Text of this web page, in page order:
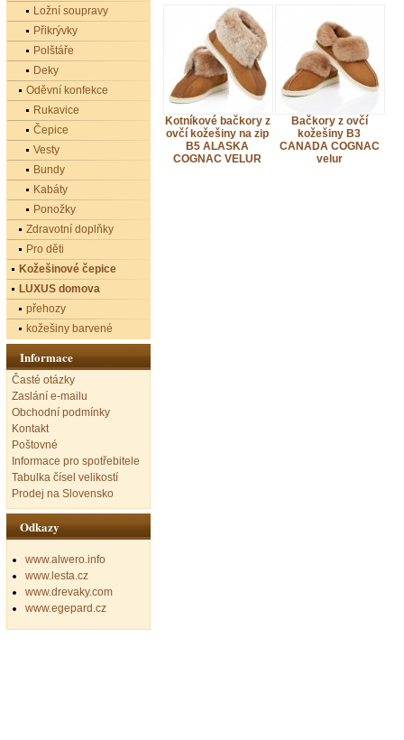
Kotníkové bačkory z
ovčí kožešiny na zip
B5 ALASKA
COGNAC VELUR
Bačkory z ovčí
kožešiny B3
CANADA COGNAC
velur
Ložní soupravy
Přikrývky
Polštáře
Deky
Oděvní konfekce
Rukavice
Čepice
Vesty
Bundy
Kabáty
Ponožky
Zdravotní doplňky
Pro děti
Kožešinové čepice
LUXUS domova
přehozy
kožešiny barvené
Informace
Časté otázky
Zaslání e-mailu
Obchodní podmínky
Kontakt
Poštovné
Informace pro spotřebitele
Tabulka čísel velikostí
Prodej na Slovensko
Odkazy
www.alwero.info
www.lesta.cz
www.drevaky.com
www.egepard.cz